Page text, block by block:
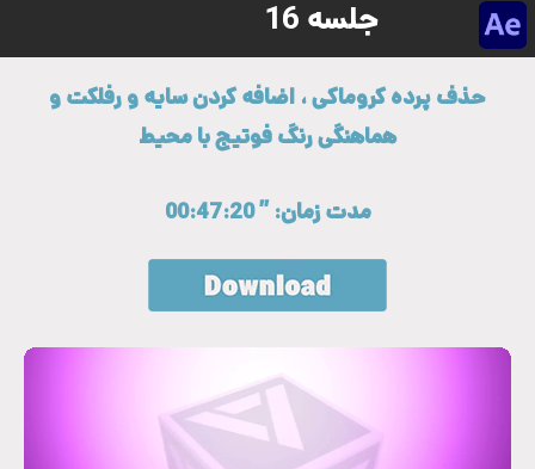
جلسه 16
حذف پرده کروماکی ، اضافه کردن سایه و رفلکت و
هماهنگی رنگ فوتیج با محیط
مدت زمان: ” 00:47:20